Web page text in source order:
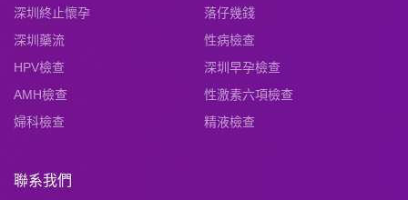
深圳終止懷孕
落仔幾錢
深圳藥流
性病檢查
HPV檢查
深圳早孕檢查
AMH檢查
性激素六項檢查
婦科檢查
精液檢查
聯系我們